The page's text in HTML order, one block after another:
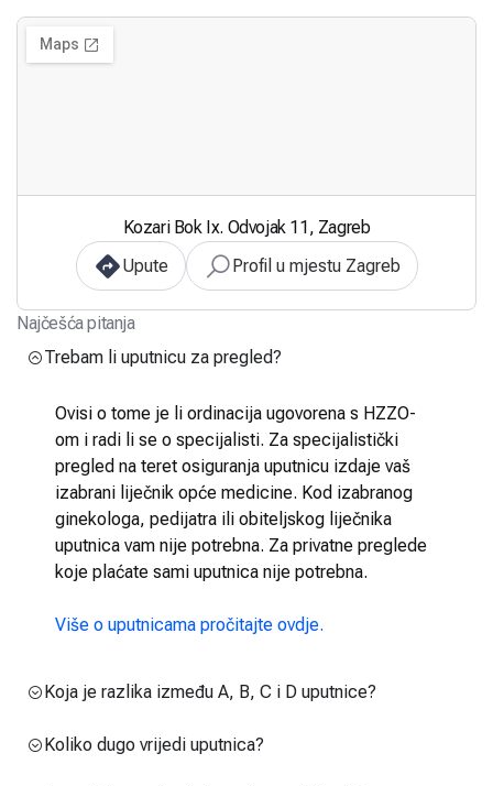
Kozari Bok Ix. Odvojak 11, Zagreb
Upute
Profil u mjestu Zagreb
Najčešća pitanja
Trebam li uputnicu za pregled?
Ovisi o tome je li ordinacija ugovorena s HZZO-
om i radi li se o specijalisti. Za specijalistički
pregled na teret osiguranja uputnicu izdaje vaš
izabrani liječnik opće medicine. Kod izabranog
ginekologa, pedijatra ili obiteljskog liječnika
uputnica vam nije potrebna. Za privatne preglede
koje plaćate sami uputnica nije potrebna.
Više o uputnicama pročitajte ovdje.
Koja je razlika između A, B, C i D uputnice?
Koliko dugo vrijedi uputnica?